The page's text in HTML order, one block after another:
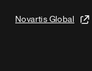
Novartis Global